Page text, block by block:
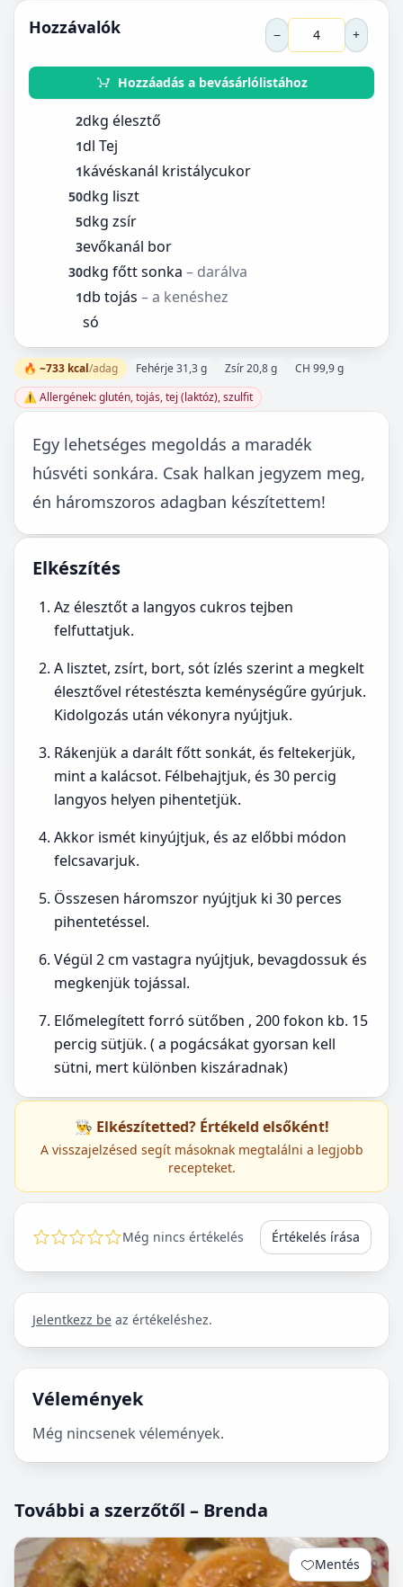
Hozzávalók − +
Hozzáadás a bevásárlólistához
2dkg élesztő
1dl Tej
1kávéskanál kristálycukor
50dkg liszt
5dkg zsír
3evőkanál bor
30dkg főtt sonka – darálva
1db tojás – a kenéshez
só
🔥 ~733 kcal/adag Fehérje 31,3 g Zsír 20,8 g
CH 99,9 g
⚠️ Allergének: glutén, tojás, tej (laktóz), szulfit
Egy lehetséges megoldás a maradék
húsvéti sonkára. Csak halkan jegyzem meg,
én háromszoros adagban készítettem!
Elkészítés
Az élesztőt a langyos cukros tejben
felfuttatjuk.
A lisztet, zsírt, bort, sót ízlés szerint a megkelt
élesztővel rétestészta keménységűre gyúrjuk.
Kidolgozás után vékonyra nyújtjuk.
Rákenjük a darált főtt sonkát, és feltekerjük,
mint a kalácsot. Félbehajtjuk, és 30 percig
langyos helyen pihentetjük.
Akkor ismét kinyújtjuk, és az előbbi módon
felcsavarjuk.
Összesen háromszor nyújtjuk ki 30 perces
pihentetéssel.
Végül 2 cm vastagra nyújtjuk, bevagdossuk és
megkenjük tojással.
Előmelegített forró sütőben , 200 fokon kb. 15
percig sütjük. ( a pogácsákat gyorsan kell
sütni, mert különben kiszáradnak)
👨‍🍳 Elkészítetted? Értékeld elsőként!
A visszajelzésed segít másoknak megtalálni a legjobb
recepteket.
Még nincs értékelés Értékelés írása
Jelentkezz be az értékeléshez.
Vélemények
Még nincsenek vélemények.
További a szerzőtől – Brenda
Mentés 0